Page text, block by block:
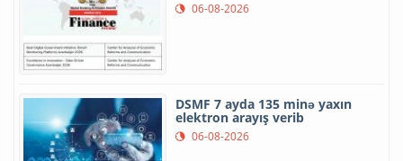
06-08-2026
DSMF 7 ayda 135 minə yaxın
elektron arayış verib
06-08-2026